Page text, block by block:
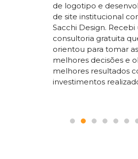
de logotipo e
de site institucional
Sacchi Design. Recebi
consultoria gratuita
orientou para tomar as
melhores decisões e
melhores resultados
investimentos